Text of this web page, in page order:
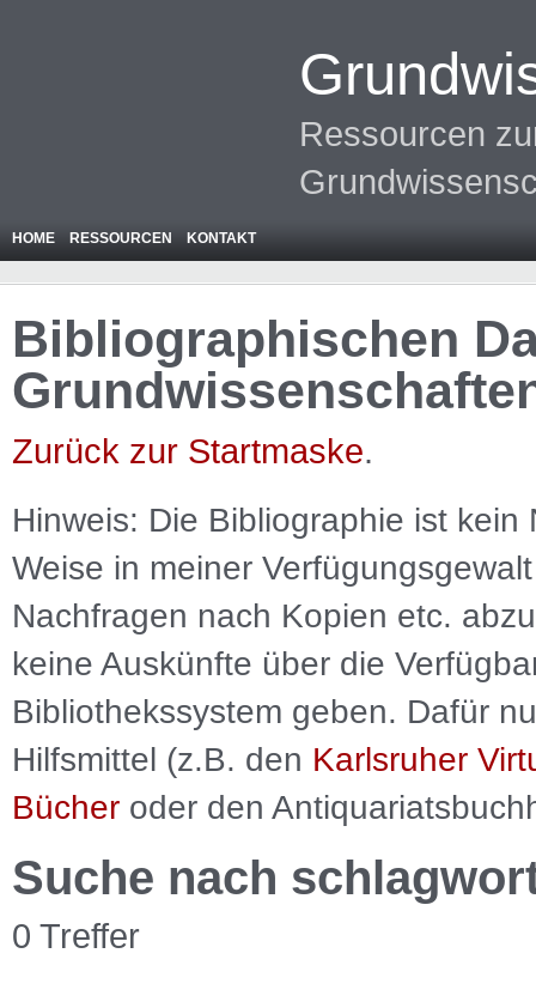
Ressourcen
HOME RESSOURCEN KONTAKT
Bibliographischen
Zurück zur Startmaske.
Hinweis: Die Bibliographie ist kein
Weise in meiner
Nachfragen nach Kopien etc.
keine Auskünfte über die
Bibliothekssystem geben. Dafür
Hilfsmittel (z.B. den Karlsruher
Bücher oder den
Suche nach
0 Treffer